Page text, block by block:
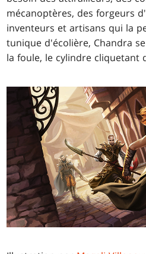
mécanoptères, des forgeurs
inventeurs et artisans qui la
tunique d'écolière, Chandra
la foule, le cylindre cliquetant